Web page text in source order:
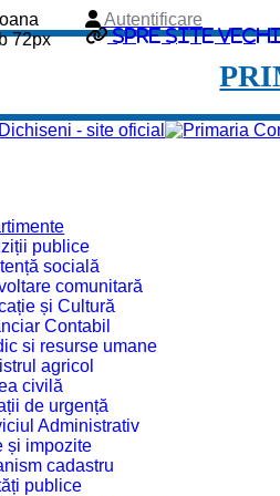
Spre site vechi
Autentificare
publice
socială
comunitară
și Cultură
Contabil
si resurse umane
agricol
civilă
de urgență
Administrativ
și impozite
cadastru
publice